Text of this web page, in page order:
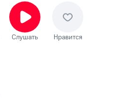
Слушать Нравится